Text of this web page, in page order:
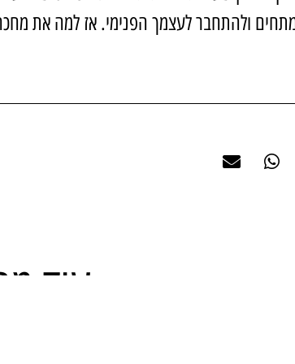
ולהתחבר לעצמך הפנימי. אז למה את
עוד